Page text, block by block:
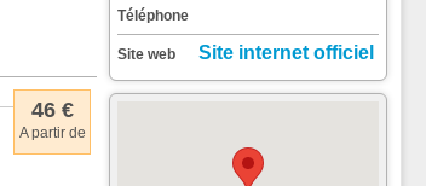
46 €
A partir de
Téléphone
Site web Site internet officiel